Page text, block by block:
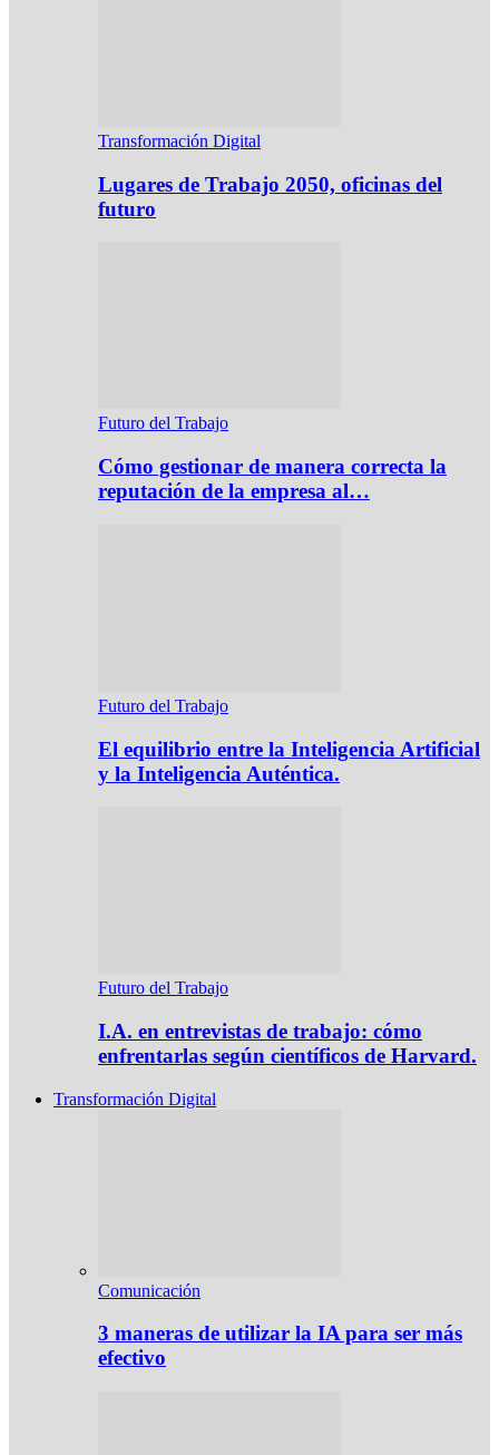
Transformación Digital
Lugares de Trabajo 2050, oficinas del
futuro
Futuro del Trabajo
Cómo gestionar de manera correcta la
reputación de la empresa al…
Futuro del Trabajo
El equilibrio entre la Inteligencia Artificial
y la Inteligencia Auténtica.
Futuro del Trabajo
I.A. en entrevistas de trabajo: cómo
enfrentarlas según científicos de Harvard.
Transformación Digital
Comunicación
3 maneras de utilizar la IA para ser más
efectivo